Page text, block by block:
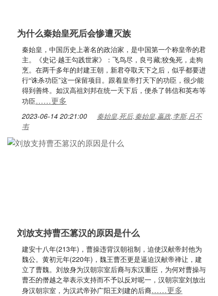
为什么秦始皇死后会惨遭灭族
秦始皇，中国历史上著名的政治家，是中国第一个称皇帝的君
主。《史记·越王勾践世家》：飞鸟尽，良弓藏;狡兔死，走狗
烹。在两千多年的封建王朝，新君夺取天下之后，似乎都要进
行“诛杀功臣”这一保留项目。跟着皇帝打天下的功臣，很少能
得到善终。如汉高祖刘邦在统一天下后，便杀了韩信和英布等
功臣……更多
2023-06-14 20:21:00
秦始皇,死后,秦始皇,嬴政,李斯,吕不
韦
刘放支持曹丕篡汉的原因是什么
建安十八年(213年)，曹操违背汉朝祖制，迫使汉献帝封他为
魏公。黄初元年(220年)，魏王曹丕更是逼迫汉献帝禅让，建
立了曹魏。刘放身为汉朝宗室后裔与东汉重臣，为何对曹操与
曹丕的僭越之举表示支持而不予以反对呢一，汉朝宗室刘放出
身汉朝宗室，为汉武帝孙广阳王刘建的后裔……更多